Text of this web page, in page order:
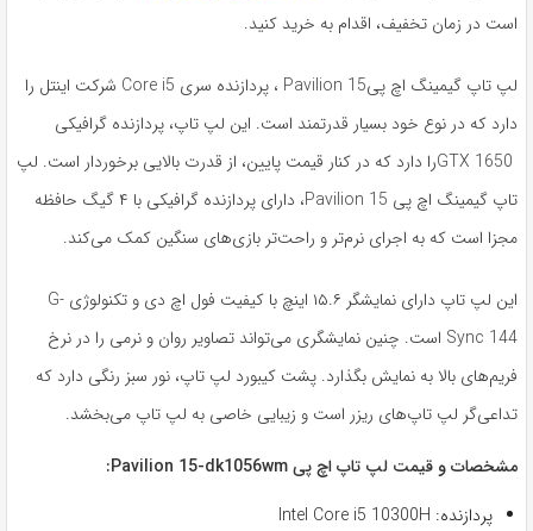
است در زمان تخفیف، اقدام به خرید کنید.
لپ تاپ گیمینگ اچ پیPavilion 15 ، پردازنده سری Core i5 شرکت اینتل را
دارد که در نوع خود بسیار قدرتمند است. این لپ تاپ، پردازنده گرافیکی
GTX 1650را دارد که در کنار قیمت پایین، از قدرت بالایی برخوردار است. لپ
تاپ گیمینگ اچ پی Pavilion 15، دارای پردازنده گرافیکی با ۴ گیگ حافظه
مجزا است که به اجرای نرم‌تر و راحت‌تر بازی‌های سنگین کمک می‌کند.
این لپ تاپ دارای نمایشگر ۱۵.۶ اینچ با کیفیت فول اچ دی و تکنولوژی G-
Sync 144 است. چنین نمایشگری می‌تواند تصاویر روان و نرمی را در نرخ
فریم‌های بالا به نمایش بگذارد. پشت کیبورد لپ تاپ، نور سبز رنگی دارد که
تداعی‌گر لپ تاپ‌های ریزر است و زیبایی خاصی به لپ تاپ می‌بخشد.
مشخصات و قیمت لپ تاپ اچ پی Pavilion 15-dk1056wm:
پردازنده: Intel Core i5 10300H